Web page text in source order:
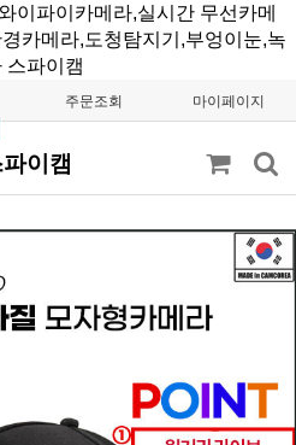
이파이카메라,실시간 무선카메
카메라,도청탐지기,부엉이눈,녹
스파이캠
주문조회 마이페이지
이캠